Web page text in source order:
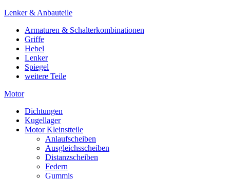
Lenker & Anbauteile
Armaturen & Schalterkombinationen
Griffe
Hebel
Lenker
Spiegel
weitere Teile
Motor
Dichtungen
Kugellager
Motor Kleinstteile
Anlaufscheiben
Ausgleichsscheiben
Distanzscheiben
Federn
Gummis